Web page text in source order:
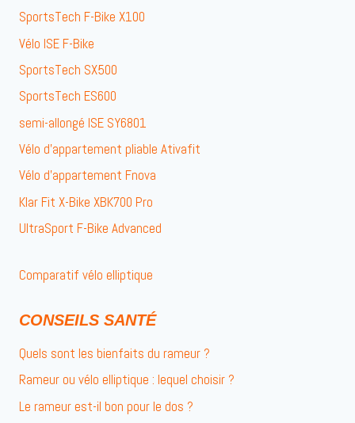
SportsTech F-Bike X100
Vélo ISE F-Bike
SportsTech SX500
SportsTech ES600
semi-allongé ISE SY6801
Vélo d’appartement pliable Ativafit
Vélo d’appartement Fnova
Klar Fit X-Bike XBK700 Pro
UltraSport F-Bike Advanced
Comparatif vélo elliptique
CONSEILS SANTÉ
Quels sont les bienfaits du rameur ?
Rameur ou vélo elliptique : lequel choisir ?
Le rameur est-il bon pour le dos ?